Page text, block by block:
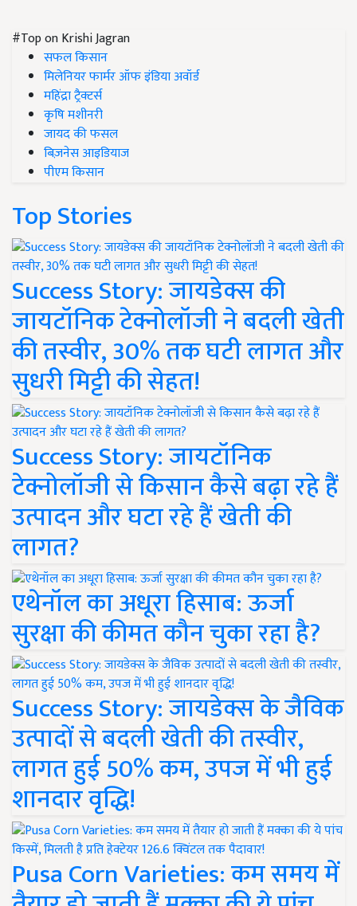
#Top on Krishi Jagran
सफल किसान
मिलेनियर फार्मर ऑफ इंडिया अवॉर्ड
महिंद्रा ट्रैक्टर्स
कृषि मशीनरी
जायद की फसल
बिज़नेस आइडियाज
पीएम किसान
Top Stories
Success Story: जायडेक्स की
जायटॉनिक टेक्नोलॉजी ने बदली खेती
की तस्वीर, 30% तक घटी लागत और
सुधरी मिट्टी की सेहत!
Success Story: जायटॉनिक
टेक्नोलॉजी से किसान कैसे बढ़ा रहे हैं
उत्पादन और घटा रहे हैं खेती की
लागत?
एथेनॉल का अधूरा हिसाब: ऊर्जा
सुरक्षा की कीमत कौन चुका रहा है?
Success Story: जायडेक्स के जैविक
उत्पादों से बदली खेती की तस्वीर,
लागत हुई 50% कम, उपज में भी हुई
शानदार वृद्धि!
Pusa Corn Varieties: कम समय में